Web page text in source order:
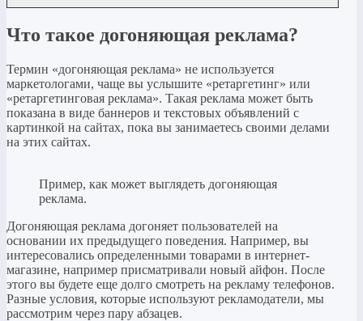
Что такое догоняющая реклама?
Термин «догоняющая реклама» не используется
маркетологами, чаще вы услышите «ретаргетинг» или
«ретаргетинговая реклама». Такая реклама может быть
показана в виде баннеров и текстовых объявлений с
картинкой на сайтах, пока вы занимаетесь своими делами
на этих сайтах.
Пример, как может выглядеть догоняющая
реклама.
Догоняющая реклама догоняет пользователей на
основании их предыдущего поведения. Например, вы
интересовались определенными товарами в интернет-
магазине, например присматривали новый айфон. После
этого вы будете еще долго смотреть на рекламу телефонов.
Разные условия, которые используют рекламодатели, мы
рассмотрим через пару абзацев.